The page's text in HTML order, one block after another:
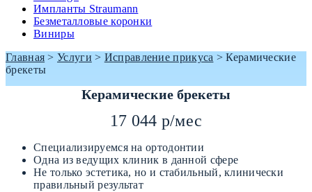
Импланты Straumann
Безметалловые коронки
Виниры
Главная >Услуги > Исправление прикуса >Керамические
брекеты
Керамические брекеты
17 044 р/мес
Специализируемся на ортодонтии
Одна из ведущих клиник в данной сфере
Не только эстетика, но и стабильный, клинически
правильный результат